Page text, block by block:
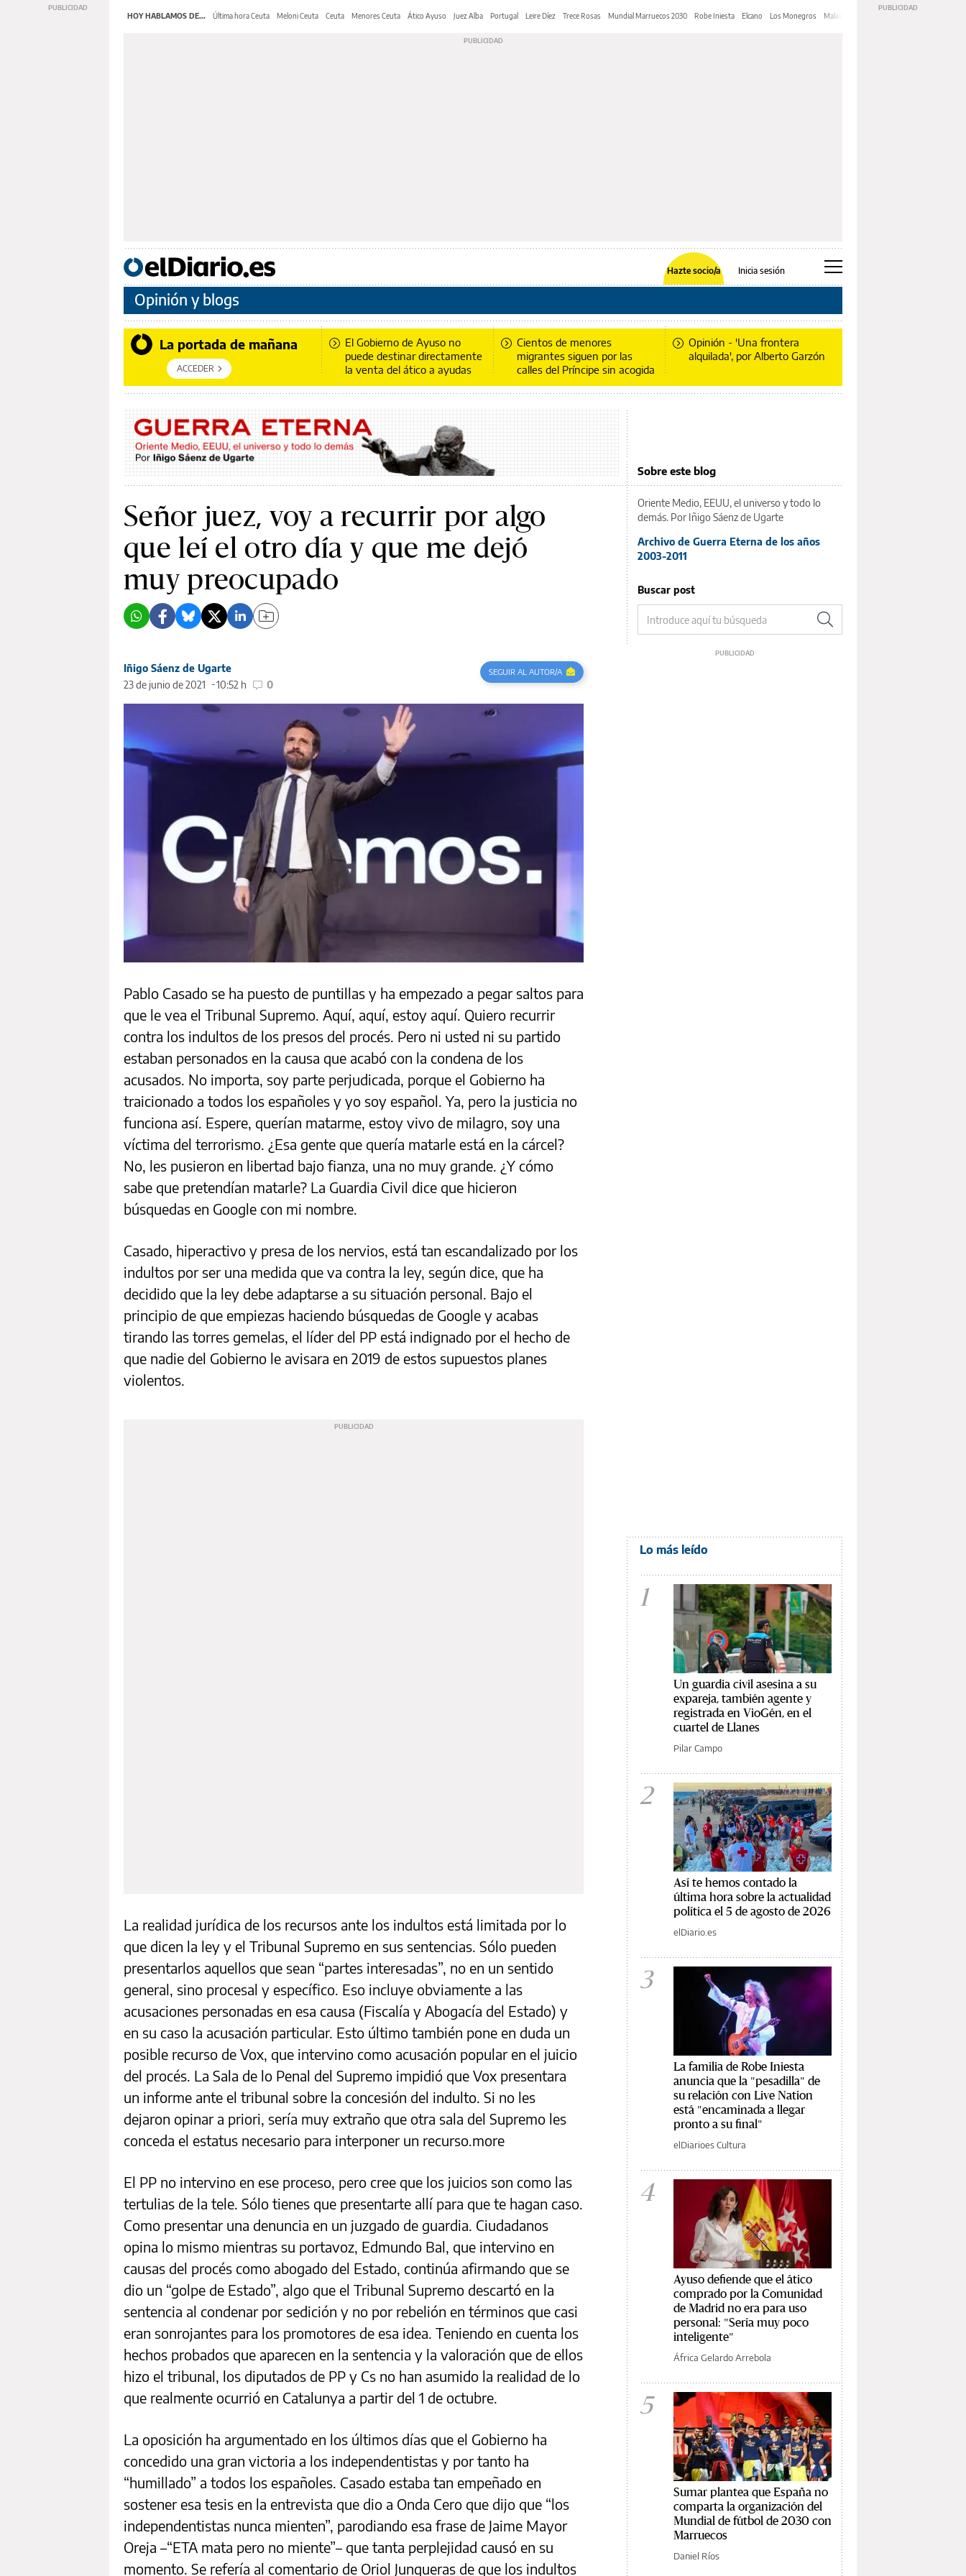
HOY HABLAMOS DE... Última hora Ceuta Meloni Ceuta Ceuta Menores Ceuta Ático Ayuso Juez Alba Portugal Leire Díez Trece Rosas Mundial Marruecos 2030 Robe Iniesta Elcano Los Monegros Malas Lenguas
Hazte socio/a Inicia sesión
Opinión y blogs
La portada de mañana
ACCEDER
El Gobierno de Ayuso no
puede destinar directamente
la venta del ático a ayudas
Cientos de menores
migrantes siguen por las
calles del Príncipe sin acogida
Opinión - 'Una frontera
alquilada', por Alberto Garzón
Señor juez, voy a recurrir por algo
que leí el otro día y que me dejó
muy preocupado
Iñigo Sáenz de Ugarte
23 de junio de 2021
10:52 h 0
SEGUIR AL AUTOR/A
Pablo Casado se ha puesto de puntillas y ha empezado a pegar saltos para
que le vea el Tribunal Supremo. Aquí, aquí, estoy aquí. Quiero recurrir
contra los indultos de los presos del procés. Pero ni usted ni su partido
estaban personados en la causa que acabó con la condena de los
acusados. No importa, soy parte perjudicada, porque el Gobierno ha
traicionado a todos los españoles y yo soy español. Ya, pero la justicia no
funciona así. Espere, querían matarme, estoy vivo de milagro, soy una
víctima del terrorismo. ¿Esa gente que quería matarle está en la cárcel?
No, les pusieron en libertad bajo fianza, una no muy grande. ¿Y cómo
sabe que pretendían matarle? La Guardia Civil dice que hicieron
búsquedas en Google con mi nombre.
Casado, hiperactivo y presa de los nervios, está tan escandalizado por los
indultos por ser una medida que va contra la ley, según dice, que ha
decidido que la ley debe adaptarse a su situación personal. Bajo el
principio de que empiezas haciendo búsquedas de Google y acabas
tirando las torres gemelas, el líder del PP está indignado por el hecho de
que nadie del Gobierno le avisara en 2019 de estos supuestos planes
violentos.
La realidad jurídica de los recursos ante los indultos está limitada por lo
que dicen la ley y el Tribunal Supremo en sus sentencias. Sólo pueden
presentarlos aquellos que sean “partes interesadas”, no en un sentido
general, sino procesal y específico. Eso incluye obviamente a las
acusaciones personadas en esa causa (Fiscalía y Abogacía del Estado) y
en su caso la acusación particular. Esto último también pone en duda un
posible recurso de Vox, que intervino como acusación popular en el juicio
del procés. La Sala de lo Penal del Supremo impidió que Vox presentara
un informe ante el tribunal sobre la concesión del indulto. Si no les
dejaron opinar a priori, sería muy extraño que otra sala del Supremo les
conceda el estatus necesario para interponer un recurso.more
El PP no intervino en ese proceso, pero cree que los juicios son como las
tertulias de la tele. Sólo tienes que presentarte allí para que te hagan caso.
Como presentar una denuncia en un juzgado de guardia. Ciudadanos
opina lo mismo mientras su portavoz, Edmundo Bal, que intervino en
causas del procés como abogado del Estado, continúa afirmando que se
dio un “golpe de Estado”, algo que el Tribunal Supremo descartó en la
sentencia al condenar por sedición y no por rebelión en términos que casi
eran sonrojantes para los promotores de esa idea. Teniendo en cuenta los
hechos probados que aparecen en la sentencia y la valoración que de ellos
hizo el tribunal, los diputados de PP y Cs no han asumido la realidad de lo
que realmente ocurrió en Catalunya a partir del 1 de octubre.
La oposición ha argumentado en los últimos días que el Gobierno ha
concedido una gran victoria a los independentistas y por tanto ha
“humillado” a todos los españoles. Casado estaba tan empeñado en
sostener esa tesis en la entrevista que dio a Onda Cero que dijo que “los
independentistas nunca mienten”, parodiando esa frase de Jaime Mayor
Oreja –“ETA mata pero no miente”– que tanta perplejidad causó en su
momento. Se refería al comentario de Oriol Junqueras de que los indultos
Sobre este blog
Oriente Medio, EEUU, el universo y todo lo
demás. Por Iñigo Sáenz de Ugarte
Archivo de Guerra Eterna de los años
2003-2011
Buscar post
Lo más leído
1
Un guardia civil asesina a su
expareja, también agente y
registrada en VioGén, en el
cuartel de Llanes
Pilar Campo
2
Así te hemos contado la
última hora sobre la actualidad
política el 5 de agosto de 2026
elDiario.es
3
La familia de Robe Iniesta
anuncia que la "pesadilla" de
su relación con Live Nation
está "encaminada a llegar
pronto a su final"
elDiarioes Cultura
4
Ayuso defiende que el ático
comprado por la Comunidad
de Madrid no era para uso
personal: "Sería muy poco
inteligente"
África Gelardo Arrebola
5
Sumar plantea que España no
comparta la organización del
Mundial de fútbol de 2030 con
Marruecos
Daniel Ríos